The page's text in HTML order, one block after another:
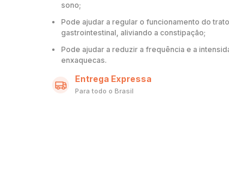
sono;
Pode ajudar a regular o funcionamento do trato
gastrointestinal, aliviando a constipação;
Pode ajudar a reduzir a frequência e a
enxaquecas.
Entrega Expressa
Para todo o Brasil